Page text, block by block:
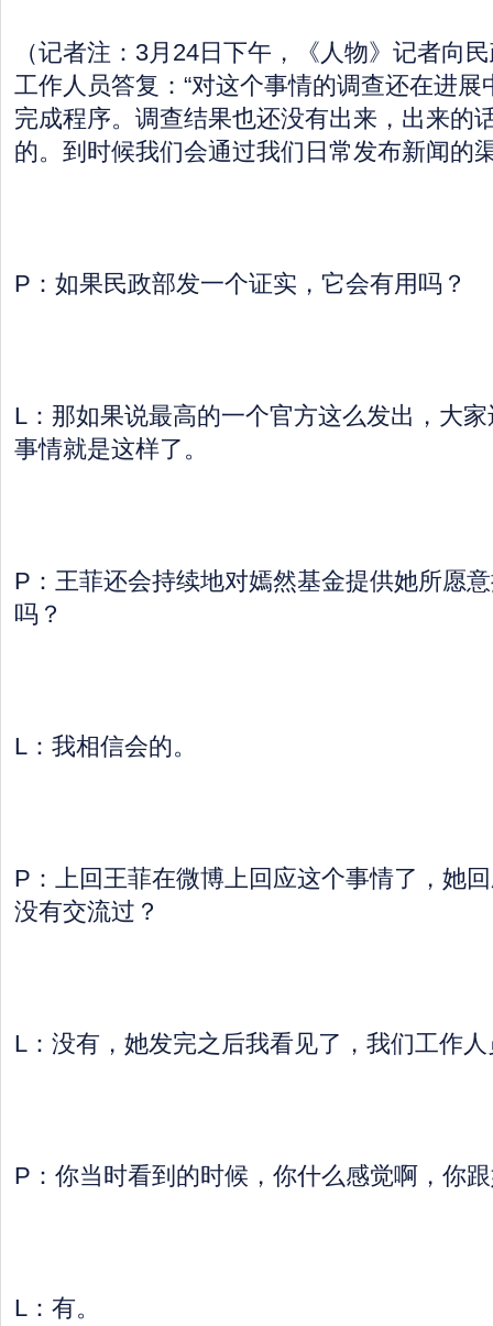
（记者注：3月24日下午，《人物》记者向
工作人员答复：“对这个事情的调查还在进
完成程序。调查结果也还没有出来，出来的
的。到时候我们会通过我们日常发布新闻的
P：如果民政部发一个证实，它会有用吗？
L：那如果说最高的一个官方这么发出，大
事情就是这样了。
P：王菲还会持续地对嫣然基金提供她所愿
吗？
L：我相信会的。
P：上回王菲在微博上回应这个事情了，她
没有交流过？
L：没有，她发完之后我看见了，我们工作
P：你当时看到的时候，你什么感觉啊，你
L：有。